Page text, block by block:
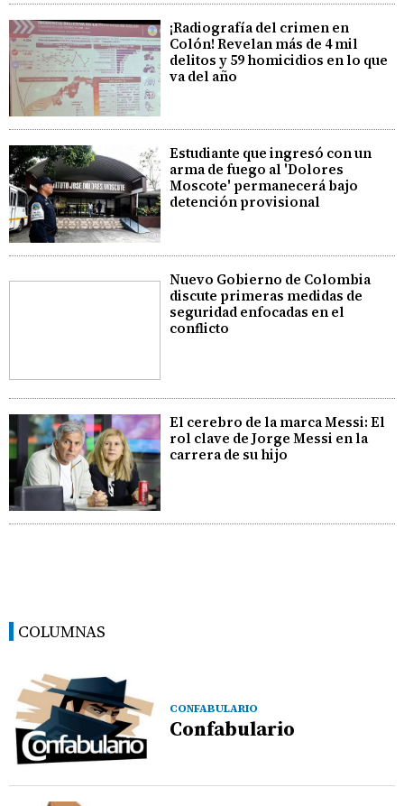
¡Radiografía del crimen en
Colón! Revelan más de 4 mil
delitos y 59 homicidios en lo que
va del año
Estudiante que ingresó con un
arma de fuego al 'Dolores
Moscote' permanecerá bajo
detención provisional
Nuevo Gobierno de Colombia
discute primeras medidas de
seguridad enfocadas en el
conflicto
El cerebro de la marca Messi: El
rol clave de Jorge Messi en la
carrera de su hijo
COLUMNAS
CONFABULARIO
Confabulario